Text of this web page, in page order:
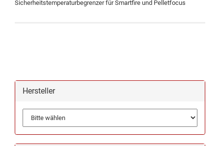
Sicherheitstemperaturbegrenzer für Smartfire und Pelletfocus
Hersteller